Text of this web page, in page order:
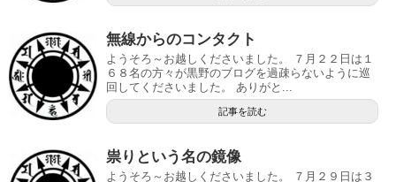
無線からのコンタクト
ようそろ～お越しくださいました。 ７月２２日は１
６８名の方々が黒野のブログを過疎らないように巡
回してくださいました。 ありがと...
記事を読む
祟りという名の鏡像
ようそろ～お越しくださいました。 ７月２９日は３